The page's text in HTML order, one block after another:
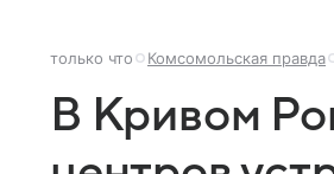
только что Комсомольская правда
В Кривом